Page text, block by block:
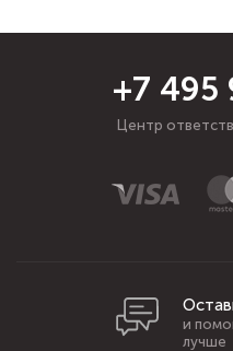
+7 495
Центр
и
лучше